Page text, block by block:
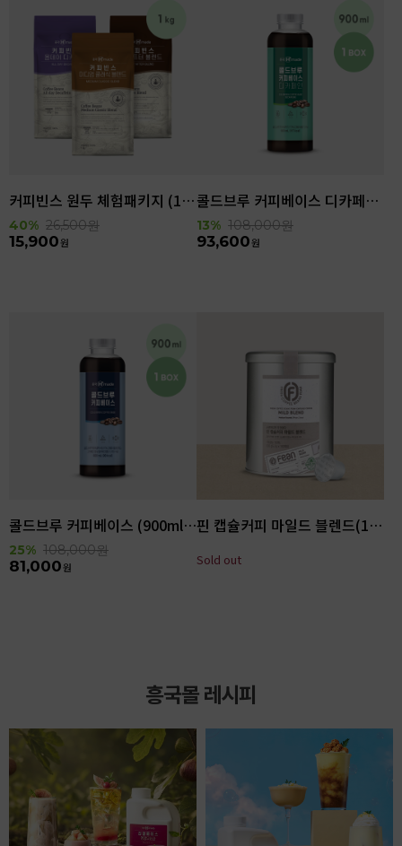
커피빈스 원두 체험패키지 (1kg)
40% 26,500원
15,900원
콜드브루 커피베이스 디카페인 (900ml x 6ea)
13% 108,000원
93,600원
콜드브루 커피베이스 (900ml x 6ea)
25% 108,000원
81,000원
핀 캡슐커피 마일드 블렌드(100입)
Sold out
흥국몰 레시피